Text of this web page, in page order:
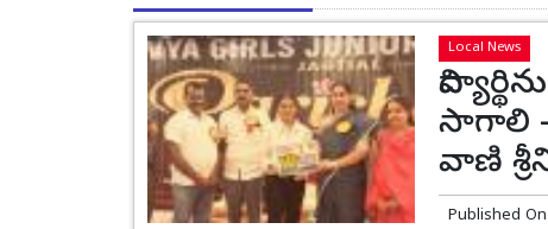
Local News
సాగాలి
వాణి
Published On